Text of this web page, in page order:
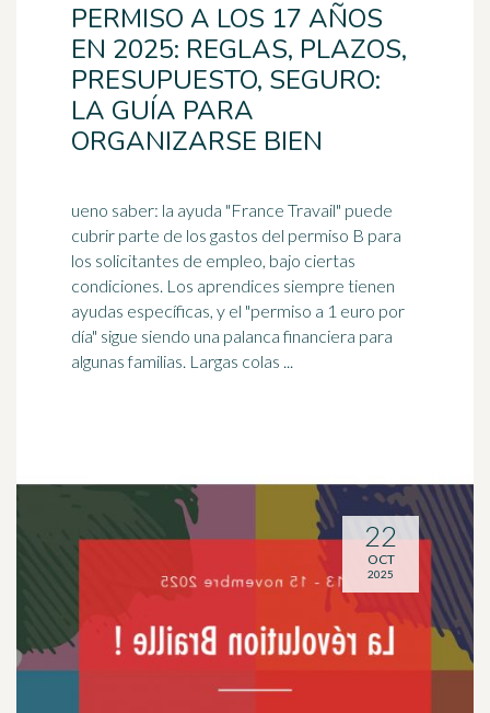
PERMISO A LOS 17 AÑOS
EN 2025: REGLAS, PLAZOS,
PRESUPUESTO, SEGURO:
LA GUÍA PARA
ORGANIZARSE BIEN
ueno saber: la ayuda "France Travail" puede
cubrir parte de los gastos del permiso B para
los solicitantes de empleo, bajo ciertas
condiciones. Los aprendices siempre tienen
ayudas específicas, y el "permiso a 1 euro por
día" sigue siendo una palancafinanciera para
algunas familias. Largas colas ...
22
OCT
2025